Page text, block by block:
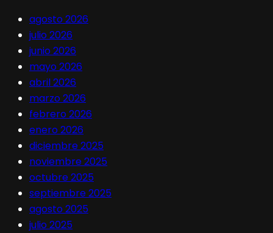
agosto 2026
julio 2026
junio 2026
mayo 2026
abril 2026
marzo 2026
febrero 2026
enero 2026
diciembre 2025
noviembre 2025
octubre 2025
septiembre 2025
agosto 2025
julio 2025